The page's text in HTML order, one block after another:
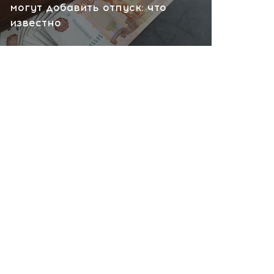
НАТО планирует и
руководит терактами в
могут добавить отпуск: что
известно